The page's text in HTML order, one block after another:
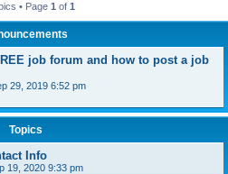
• Page 1 of 1
job forum and how to post a job
29, 2019 6:52 pm
Topics
Info
19, 2020 9:33 pm